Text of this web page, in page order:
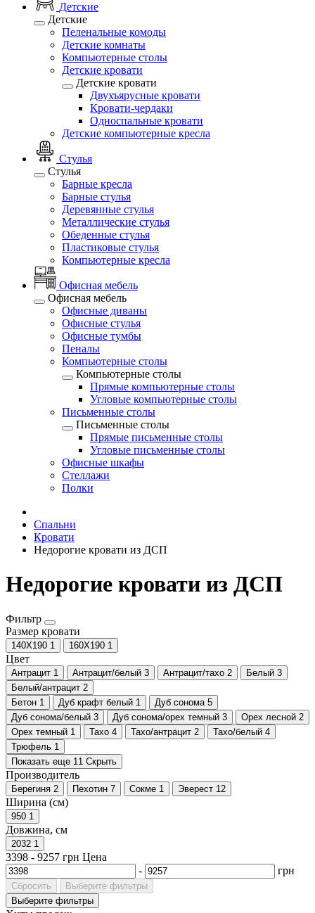
Детские
Детские
Пеленальные комоды
Детские комнаты
Компьютерные столы
Детские кровати
Детские кровати
Двухъярусные кровати
Кровати-чердаки
Односпальные кровати
Детские компьютерные кресла
Стулья
Стулья
Барные кресла
Барные стулья
Деревянные стулья
Металлические стулья
Обеденные стулья
Пластиковые стулья
Компьютерные кресла
Офисная мебель
Офисная мебель
Офисные диваны
Офисные стулья
Офисные тумбы
Пеналы
Компьютерные столы
Компьютерные столы
Прямые компьютерные столы
Угловые компьютерные столы
Письменные столы
Письменные столы
Прямые письменные столы
Угловые письменные столы
Офисные шкафы
Стеллажи
Полки
Спальни
Кровати
Недорогие кровати из ДСП
Недорогие кровати из ДСП
Фильтр
Размер кровати
140Х190 1 160Х190 1
Цвет
Антрацит 1 Антрацит/белый 3 Антрацит/тахо 2 Белый 3
Белый/антрацит 2
Бетон 1 Дуб крафт белый 1 Дуб сонома 5
Дуб сонома/белый 3 Дуб сонома/орех темный 3 Орех лесной 2
Орех темный 1 Тахо 4 Тахо/антрацит 2 Тахо/белый 4
Трюфель 1
Показать еще 11 Скрыть
Производитель
Берегиня 2 Пехотин 7 Сокме 1 Эверест 12
Ширина (см)
950 1
Довжина, см
2032 1
3398 - 9257 грн Цена
-
грн
Сбросить
Выберите фильтры
Выберите фильтры